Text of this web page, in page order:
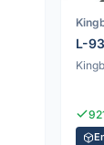
L-